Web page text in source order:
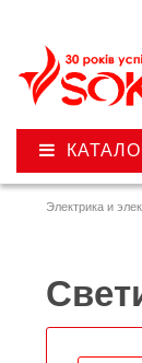
Электрика и